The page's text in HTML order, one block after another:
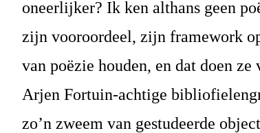
oneerlijker? Ik ken althans geen
zijn vooroordeel, zijn framework
van poëzie houden, en dat doen
Arjen Fortuin-achtige
zo’n zweem van gestudeerde